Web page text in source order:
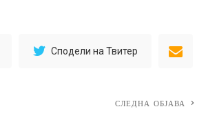
Сподели на Твитер
СЛЕДНА ОБЈАВА